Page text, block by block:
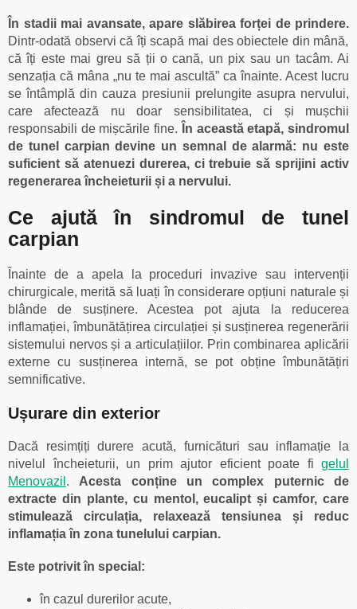
În stadii mai avansate, apare slăbirea forței de prindere.
Dintr-odată observi că îți scapă mai des obiectele din mână,
că îți este mai greu să ții o cană, un pix sau un tacâm. Ai
senzația că mâna „nu te mai ascultă” ca înainte. Acest lucru
se întâmplă din cauza presiunii prelungite asupra nervului,
care afectează nu doar sensibilitatea, ci și mușchii
responsabili de mișcările fine.
În această etapă, sindromul
de tunel carpian devine un semnal de alarmă: nu este
suficient să atenuezi durerea, ci trebuie să sprijini activ
regenerarea încheieturii și a nervului.
Ce ajută în sindromul de tunel
carpian
Înainte de a apela la proceduri invazive sau intervenții
chirurgicale, merită să luați în considerare opțiuni naturale și
blânde de susținere. Acestea pot ajuta la reducerea
inflamației, îmbunătățirea circulației și susținerea regenerării
sistemului nervos și a articulațiilor. Prin combinarea aplicării
externe cu susținerea internă, se pot obține îmbunătățiri
semnificative.
Ușurare din exterior
Dacă resimțiți durere acută, furnicături sau inflamație la
nivelul încheieturii, un prim ajutor eficient poate fi gelul
Menovazil . Acesta conține un complex puternic de
extracte din plante, cu mentol, eucalipt și camfor, care
stimulează circulația, relaxează tensiunea și reduc
inflamația în zona tunelului carpian.
Este potrivit în special:
în cazul durerilor acute,